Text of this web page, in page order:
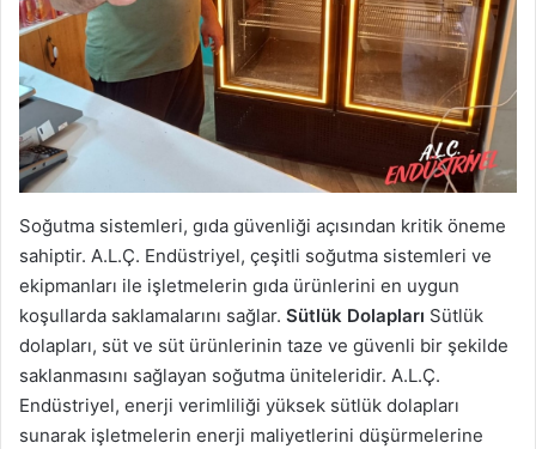
Soğutma sistemleri, gıda güvenliği açısından kritik öneme
sahiptir. A.L.Ç. Endüstriyel, çeşitli soğutma sistemleri ve
ekipmanları ile işletmelerin gıda ürünlerini en uygun
koşullarda saklamalarını sağlar. Sütlük Dolapları Sütlük
dolapları, süt ve süt ürünlerinin taze ve güvenli bir şekilde
saklanmasını sağlayan soğutma üniteleridir. A.L.Ç.
Endüstriyel, enerji verimliliği yüksek sütlük dolapları
sunarak işletmelerin enerji maliyetlerini düşürmelerine